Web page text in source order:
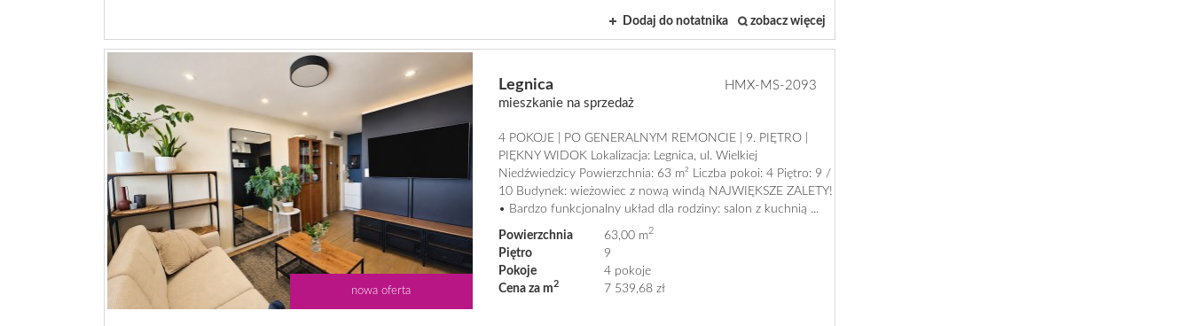
Dodaj do notatnika zobacz więcej
nowa oferta
Legnica
mieszkanie na sprzedaż
HMX-MS-2093
4 POKOJE | PO GENERALNYM REMONCIE | 9. PIĘTRO |
PIĘKNY WIDOK Lokalizacja: Legnica, ul. Wielkiej
Niedźwiedzicy Powierzchnia: 63 m² Liczba pokoi: 4 Piętro: 9 /
10 Budynek: wieżowiec z nową windą NAJWIĘKSZE ZALETY!
• Bardzo funkcjonalny układ dla rodziny: salon z kuchnią ...
Powierzchnia 63,00 m2
Piętro
9
Pokoje
4 pokoje
Cena za m2 7 539,68 zł